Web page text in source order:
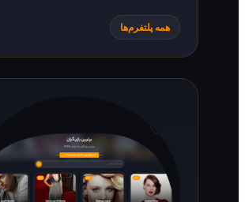
همه پلتفرم‌ها